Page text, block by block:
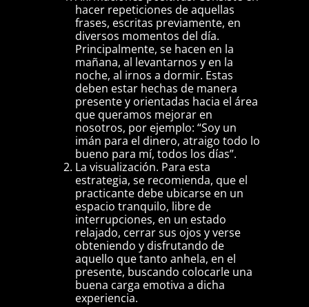
hacer repeticiones de aquellas
frases, escritas previamente, en
diversos momentos del día.
Principalmente, se hacen en la
mañana, al levantarnos y en la
noche, al irnos a dormir. Estas
deben estar hechas de manera
presente y orientadas hacia el área
que queramos mejorar en
nosotros, por ejemplo: “Soy un
imán para el dinero, atraigo todo lo
bueno para mí, todos los días”.
La visualización. Para esta
estrategia, se recomienda, que el
practicante debe ubicarse en un
espacio tranquilo, libre de
interrupciones, en un estado
relajado, cerrar sus ojos y verse
obteniendo y disfrutando de
aquello que tanto anhela, en el
presente, buscando colocarle una
buena carga emotiva a dicha
experiencia.